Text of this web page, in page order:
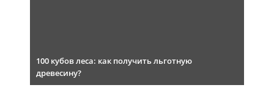
100 кубов леса: как получить льготную
древесину?